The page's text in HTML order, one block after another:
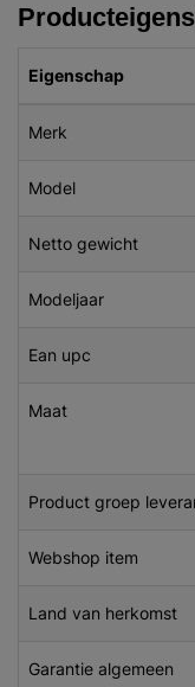
Eigenschap
Merk
Model
Netto gewicht
Modeljaar
Ean upc
Maat
Product groep
Webshop item
Land van herkomst
Garantie algemeen